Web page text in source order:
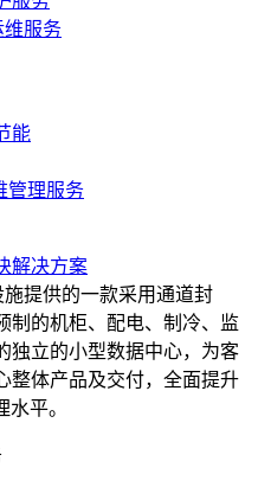
维服务
能
管理服务
解决方案
提供的一款采用通道封
制的机柜、配电、制冷、监
独立的小型数据中心，为客
整体产品及交付，全面提升
平。